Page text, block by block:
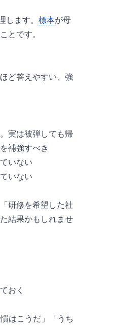
ます。 標本が母
とです。
ど答えやすい、強
実は被弾しても帰
補強すべき
いない
いない
研修を希望した社
結果かもしれませ
おく
はこうだ」「うち